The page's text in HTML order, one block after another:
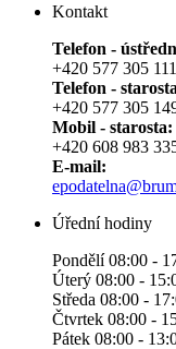
Kontakt
Telefon -
+420 577 305 111
Telefon -
+420 577 305
Mobil - starosta:
+420 608 983
E-mail:
Úřední hodiny
Pondělí 08:00 -
Úterý 08:00
Středa 08:00 -
Čtvrtek
Pátek 08:00 -